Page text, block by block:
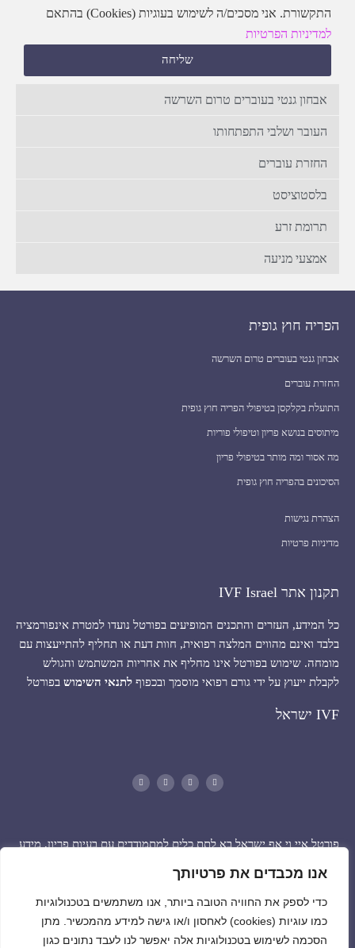
אנו מכבדים את פרטיותך
כדי לספק את החוויה הטובה ביותר, אנו משתמשים בטכנולוגיות
כמו עוגיות (cookies) לאחסון ו/או גישה למידע מהמכשיר. מתן
הסכמה לשימוש בטכנולוגיות אלה יאפשר לנו לעבד נתונים כגון
התקשורת. אני מסכים/ה לשימוש בעוגיות (Cookies) בהתאם
למדיניות הפרטיות
שליחה
אבחון גנטי בעוברים טרום השרשה
העובר ושלבי התפתחותו
החזרת עוברים
בלסטוציסט
תרומת זרע
אמצעי מניעה
הפריה חוץ גופית
אבחון גנטי בעוברים טרום השרשה
החזרת עוברים
התועלת בקלקסן בטיפולי הפריה חוץ גופית
מיתוסים בנושא פריון וטיפולי פוריות
מה אסור ומה מותר בטיפולי פריון
הסיכונים בהפריה חוץ גופית
הצהרת נגישות
מדיניות פרטיות
תקנון אתר IVF Israel
כל המידע, העזרים והתכנים המופיעים בפורטל נועדו למטרת אינפורמציה
בלבד ואינם מהווים המלצה רפואית, חוות דעת או תחליף להתייעצות עם
מומחה. שימוש בפורטל אינו מחליף את אחריות המשתמש והגולש
לקבלת ייעוץ על ידי גורם רפואי מוסמך ובכפוף לתנאי השימוש בפורטל
IVF ישראל
פורטל איי וי אף ישראל בא לתת כלים למתמודדים עם בעיות פריון, מידע
חלוציים לשיקום הסטטוסקוו בטיפולים בארץ ובחו”ל.
הפורטל עשוי להוות כלי מרכזי לסיוע וקידום איכות חיים וטיפול